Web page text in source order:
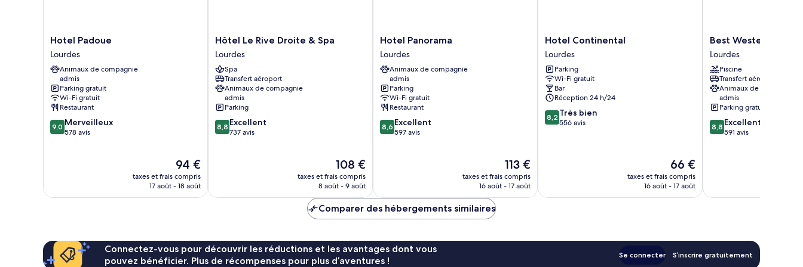
Hotel
Padoue
Lourdes
Hotel Padoue
Lourdes
Animaux de compagnie
admis
Parking gratuit
Wi-Fi gratuit
Restaurant
9.0
sur
9,0 Merveilleux
578 avis
Le
nouveau
prix
94 €
taxes et frais compris
17 août - 18 août
Hôtel
Le
Rive
Droite
&
Spa
Lourdes
Hôtel Le Rive Droite & Spa
Lourdes
Spa
Transfert aéroport
Animaux de compagnie
admis
Parking
8.8
sur
8,8 Excellent
737 avis
Le
nouveau
prix
de
108 €
108 €
taxes et frais compris
8 août - 9 août
Hotel
Panorama
Lourdes
Hotel Panorama
Lourdes
Animaux de compagnie
admis
Parking
Wi-Fi gratuit
Restaurant
8.6
sur
8,6 Excellent
597 avis
Le
nouveau
prix
113 €
taxes et frais compris
16 août - 17 août
Hotel
Continental
Lourdes
Hotel Continental
Lourdes
Parking
Wi-Fi gratuit
Bar
Réception 24 h/24
8.2
sur
8,2 Très bien
556 avis
Le
nouveau
prix
66 €
taxes et frais compris
16 août - 17 août
Best
Western
Beausejour
Lourdes
Best Western
Lourdes
Piscine
Transfert aéroport
Animaux de compagnie
admis
Parking gratuit
8.8
sur
8,8 Excellent
591 avis
Comparer des hébergements similaires
Connectez-vous pour découvrir les réductions et les avantages dont vous
pouvez bénéficier. Plus de récompenses pour plus d’aventures !
Se connecter S’inscrire gratuitement